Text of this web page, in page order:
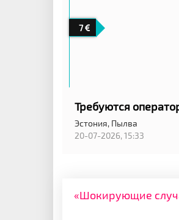
7
Требуются
Эстония, Пылва
20-07-2026, 15:33
«Шокирующие